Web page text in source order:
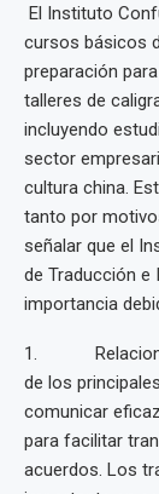
El Instituto
cursos básicos
preparación
talleres de
incluyendo
sector
cultura china.
tanto por
señalar que el
de Traducción e
importancia
1. Relaciones
de los
comunicar
para facilitar
acuerdos. Los